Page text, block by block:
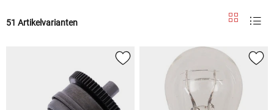
51 Artikelvarianten